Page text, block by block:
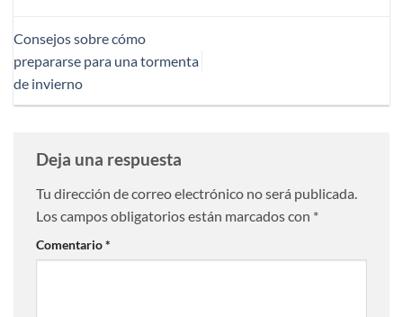
Consejos sobre cómo
prepararse para una tormenta
de invierno
Deja una respuesta
Tu dirección de correo electrónico no será publicada.
Los campos obligatorios están marcados con *
Comentario*